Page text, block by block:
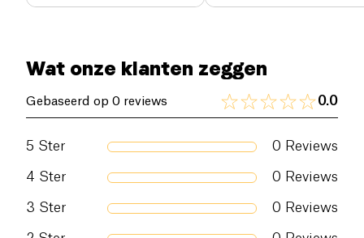
Wat onze klanten zeggen
Gebaseerd op 0 reviews 0.0
5 Ster 0 Reviews
4 Ster 0 Reviews
3 Ster 0 Reviews